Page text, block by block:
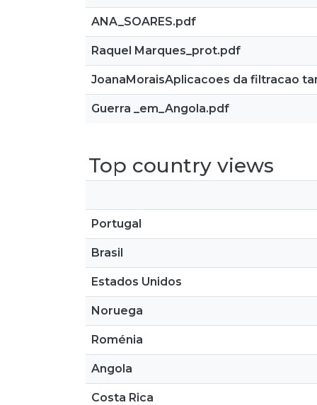
ANA_SOARES.pdf
Raquel Marques_prot.pdf
JoanaMoraisAplicacoes da filtracao
Guerra _em_Angola.pdf
Top country views
Portugal
Brasil
Estados Unidos
Noruega
Roménia
Angola
Costa Rica